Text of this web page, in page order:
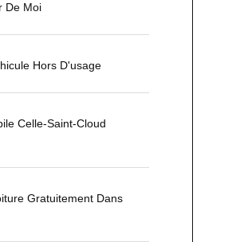
De Moi
Hors D'usage
Celle-Saint-Cloud
Gratuitement Dans